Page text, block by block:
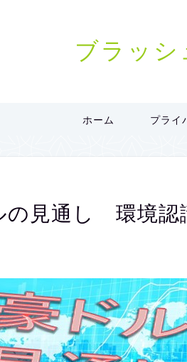
ブラッ
ホーム プライ
の見通し 環境認